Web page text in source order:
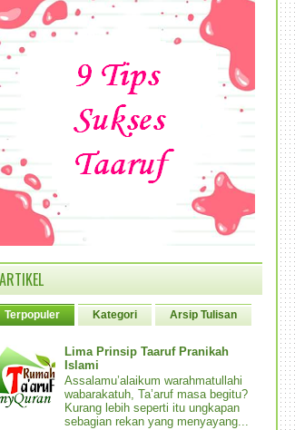
ARTIKEL
Terpopuler Kategori Arsip Tulisan
Lima Prinsip Taaruf Pranikah
Islami
Assalamu’alaikum warahmatullahi
wabarakatuh, Ta’aruf masa begitu?
Kurang lebih seperti itu ungkapan
sebagian rekan yang menyayang...